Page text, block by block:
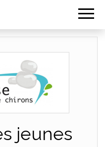
jeunes